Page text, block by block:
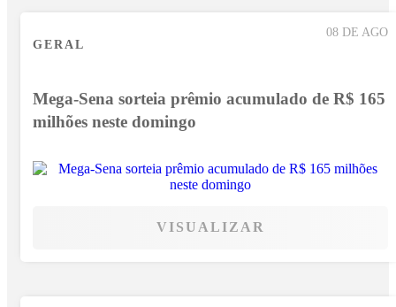
08 DE AGO
GERAL
Mega-Sena sorteia prêmio acumulado de R$ 165
milhões neste domingo
VISUALIZAR